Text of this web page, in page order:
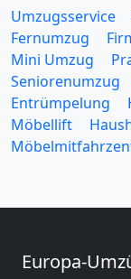
Umzugsservice
Fernumzug
Mini Umzug
Seniorenumzug
Entrümpelung
Möbellift
Europa-